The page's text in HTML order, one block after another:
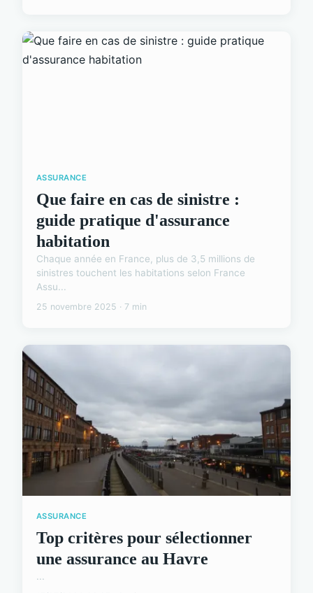
ASSURANCE
Que faire en cas de sinistre :
guide pratique d'assurance
habitation
Chaque année en France, plus de 3,5 millions de
sinistres touchent les habitations selon France
Assu...
25 novembre 2025 · 7 min
ASSURANCE
Top critères pour sélectionner
une assurance au Havre
...